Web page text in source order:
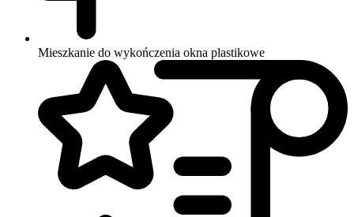
Mieszkanie do wykończenia okna plastikowe